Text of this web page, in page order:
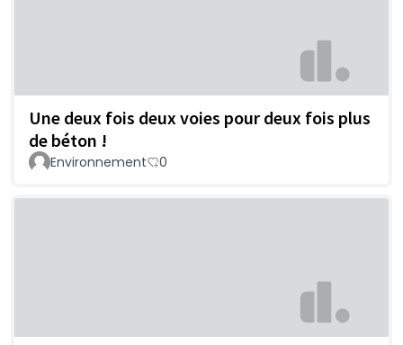
Une deux fois deux voies pour deux fois plus
de béton !
Environnement 0